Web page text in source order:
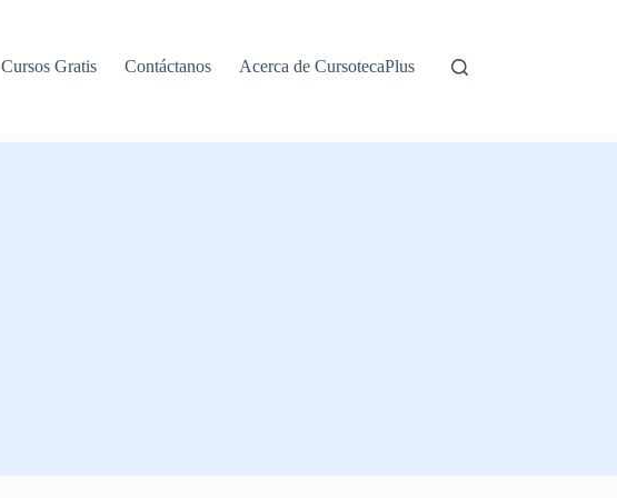
Cursos Gratis Contáctanos Acerca de CursotecaPlus